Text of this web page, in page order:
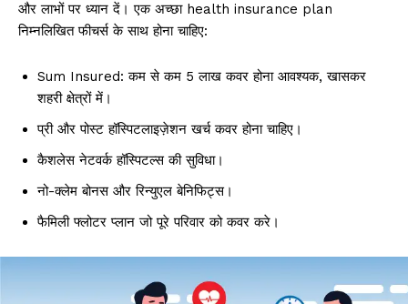
और लाभों पर ध्यान दें। एक अच्छा health insurance plan
निम्नलिखित फीचर्स के साथ होना चाहिए:
Sum Insured: कम से कम ₹5 लाख कवर होना आवश्यक, खासकर
शहरी क्षेत्रों में।
प्री और पोस्ट हॉस्पिटलाइज़ेशन खर्च कवर होना चाहिए।
कैशलेस नेटवर्क हॉस्पिटल्स की सुविधा।
नो-क्लेम बोनस और रिन्युएल बेनिफिट्स।
फैमिली फ्लोटर प्लान जो पूरे परिवार को कवर करे।